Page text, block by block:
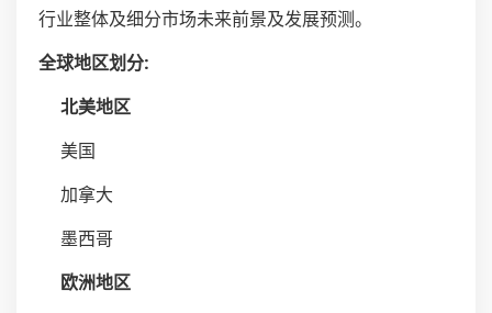
行业整体及细分市场未来前景及发展预测。
全球地区划分:
北美地区
美国
加拿大
墨西哥
欧洲地区